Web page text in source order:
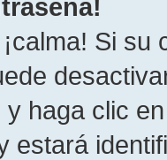
Si su
y haga clic
estará